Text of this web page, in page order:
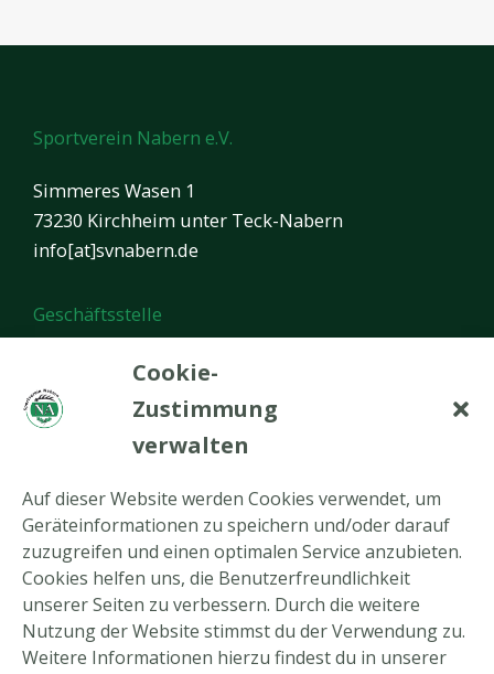
Cookie-
Zustimmung
verwalten
Auf dieser Website werden Cookies verwendet, um
Geräteinformationen zu speichern und/oder darauf
zuzugreifen und einen optimalen Service anzubieten.
Cookies helfen uns, die Benutzerfreundlichkeit
unserer Seiten zu verbessern. Durch die weitere
Nutzung der Website stimmst du der Verwendung zu.
Weitere Informationen hierzu findest du in unserer
Sportverein Nabern e.V.
Simmeres Wasen 1
73230 Kirchheim unter Teck-Nabern
info[at]svnabern.de
Geschäftsstelle
Öffnungszeiten:
Montag von 17.00 bis 20.00 Uhr
In den Ferien ist die Geschäftsstelle geschlossen.
Neueste Beiträge
Tennis-Newsletter August 2026
Tennis-Arbeitseinsatz am 22.08.2026
Rückblick Tennis-Hobbyturnier